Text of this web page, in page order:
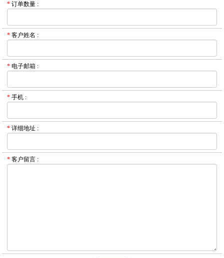
* 订单数量 :
* 客户姓名 :
* 电子邮箱 :
* 手机 :
* 详细地址 :
* 客户留言 :